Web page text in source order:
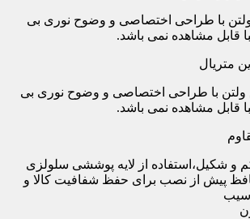
با طراحی اختصاصی و وضوح نوری بی
قابل مشاهده نمی باشد.
متریال
با طراحی اختصاصی و وضوح نوری بی
قابل مشاهده نمی باشد.
و شکیل،استفاده از لایه پوششی سلولزی
پیش از نصب برای حفظ شفافیت کالا و